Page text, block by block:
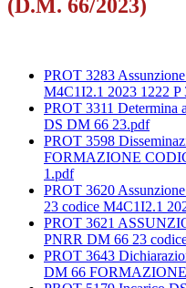
(D.M. 66/2023)
PROT 3283
M4C1I2.1 2023 1222 P
PROT 3311 Determina
DS DM 66 23.pdf
PROT 3598
FORMAZIONE
1.pdf
PROT 3620
23 codice M4C1I2.1
PROT 3621
PNRR DM 66 23
PROT 3643
DM 66